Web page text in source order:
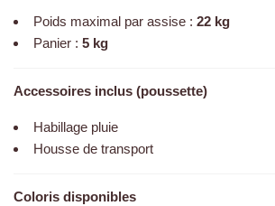
Poids maximal par assise : 22 kg
Panier : 5 kg
Accessoires inclus (poussette)
Habillage pluie
Housse de transport
Coloris disponibles